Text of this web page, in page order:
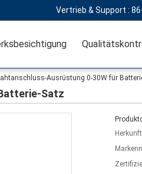
Vertrieb & Support :
Ausrüstung 0-30W für
Satz